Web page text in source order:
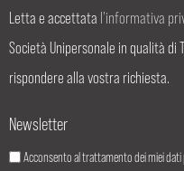
Letta e accettata l’informativa
Società Unipersonale in qualità
rispondere alla vostra richiesta.
Newsletter
Acconsento al trattamento dei miei